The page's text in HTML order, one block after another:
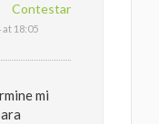
Contestar
at 18:05
mi